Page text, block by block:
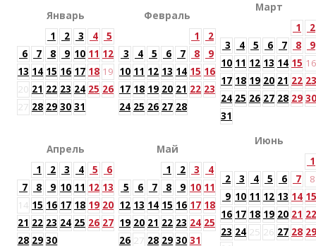
Январь
1
2 3 4
5
6
7 8 9 10 11 12
13 14 15 16 17 18 19
20 21 22 23 24 25 26
27 28 29 30 31
Февраль
1
2
3
4 5 6 7 8
9
10 11 12 13 14 15 16
17 18 19 20 21 22 23
24 25 26 27 28
Март
1
2
3
4 5 6 7 8
9
10 11 12 13 14 15 16
17 18 19 20 21 22 23
24 25 26 27 28 29 30
31
Апрель
1
2 3 4 5
6
7
8 9 10 11 12 13
14 15 16 17 18 19 20
21 22 23 24 25 26 27
28 29 30
Май
1
2 3
4
5
6 7 8 9 10 11
12 13 14 15 16 17 18
19 20 21 22 23 24 25
26 27 28 29 30 31
Июнь
1
2
3 4 5 6 7
8
9 10 11 12 13 14 15
16 17 18 19 20 21 22
23 24 25 26 27 28 29